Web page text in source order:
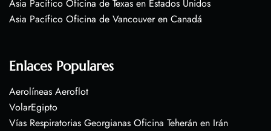
Asia Pacífico Oficina de Texas en Estados Unidos
Asia Pacífico Oficina de Vancouver en Canadá
Enlaces Populares
Aerolíneas Aeroflot
VolarEgipto
Vías Respiratorias Georgianas Oficina Teherán en Irán